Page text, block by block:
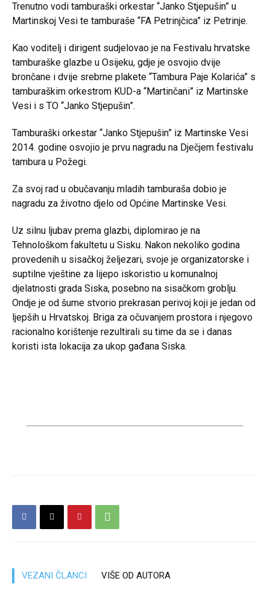
Trenutno vodi tamburaški orkestar “Janko Stjepušin” u
Martinskoj Vesi te tamburaše “FA Petrinjčica” iz Petrinje.
Kao voditelj i dirigent sudjelovao je na Festivalu hrvatske
tamburaške glazbe u Osijeku, gdje je osvojio dvije
brončane i dvije srebrne plakete “Tambura Paje Kolarića” s
tamburaškim orkestrom KUD-a “Martinčani” iz Martinske
Vesi i s TO “Janko Stjepušin”.
Tamburaški orkestar “Janko Stjepušin” iz Martinske Vesi
2014. godine osvojio je prvu nagradu na Dječjem festivalu
tambura u Požegi.
Za svoj rad u obučavanju mladih tamburaša dobio je
nagradu za životno djelo od Općine Martinske Vesi.
Uz silnu ljubav prema glazbi, diplomirao je na
Tehnološkom fakultetu u Sisku. Nakon nekoliko godina
provedenih u sisačkoj željezari, svoje je organizatorske i
suptilne vještine za lijepo iskoristio u komunalnoj
djelatnosti grada Siska, posebno na sisačkom groblju.
Ondje je od šume stvorio prekrasan perivoj koji je jedan od
ljepših u Hrvatskoj. Briga za očuvanjem prostora i njegovo
racionalno korištenje rezultirali su time da se i danas
koristi ista lokacija za ukop gađana Siska.
VEZANI ČLANCI VIŠE OD AUTORA